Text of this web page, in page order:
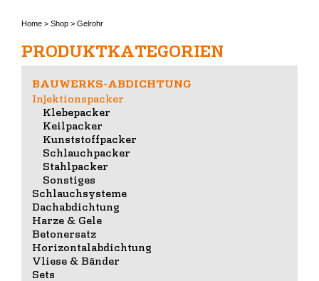
Home > Shop > Gelrohr
PRODUKTKATEGORIEN
BAUWERKS-ABDICHTUNG
Injektionspacker
Klebepacker
Keilpacker
Kunststoffpacker
Schlauchpacker
Stahlpacker
Sonstiges
Schlauchsysteme
Dachabdichtung
Harze & Gele
Betonersatz
Horizontalabdichtung
Vliese & Bänder
Sets